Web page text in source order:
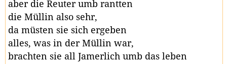
aber die Reuter umb rantten
die Müllin also sehr,
da müsten sie sich ergeben
alles, was in der Müllin war,
brachten sie all Jamerlich umb das leben